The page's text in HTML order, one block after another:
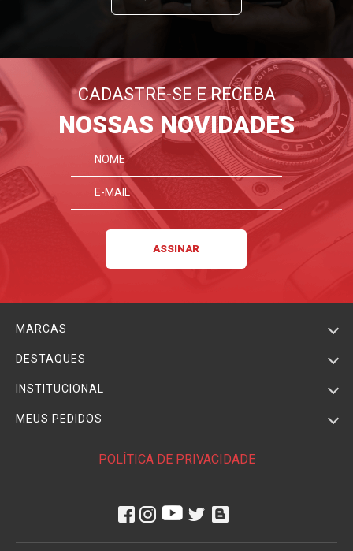
CADASTRE-SE E RECEBA
NOSSAS NOVIDADES
MARCAS
DESTAQUES
INSTITUCIONAL
MEUS PEDIDOS
POLÍTICA DE PRIVACIDADE